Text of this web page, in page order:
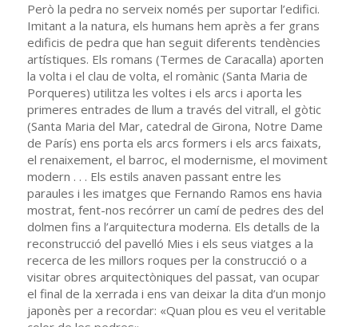
Però la pedra no serveix només per suportar l’edifici.
Imitant a la natura, els humans hem après a fer grans
edificis de pedra que han seguit diferents tendències
artístiques. Els romans (Termes de Caracalla) aporten
la volta i el clau de volta, el romànic (Santa Maria de
Porqueres) utilitza les voltes i els arcs i aporta les
primeres entrades de llum a través del vitrall, el gòtic
(Santa Maria del Mar, catedral de Girona, Notre Dame
de París) ens porta els arcs formers i els arcs faixats,
el renaixement, el barroc, el modernisme, el moviment
modern . . . Els estils anaven passant entre les
paraules i les imatges que Fernando Ramos ens havia
mostrat, fent-nos recórrer un camí de pedres des del
dolmen fins a l’arquitectura moderna. Els detalls de la
reconstrucció del pavelló Mies i els seus viatges a la
recerca de les millors roques per la construcció o a
visitar obres arquitectòniques del passat, van ocupar
el final de la xerrada i ens van deixar la dita d’un monjo
japonès per a recordar: «Quan plou es veu el veritable